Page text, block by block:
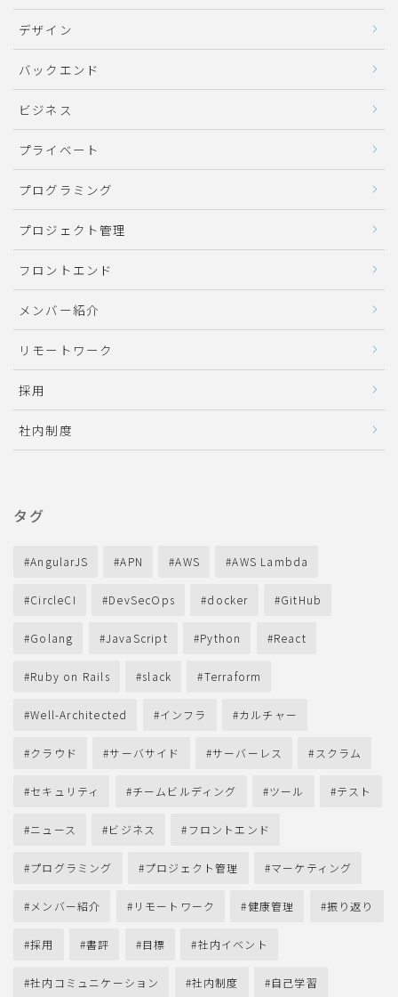
デザイン
バックエンド
ビジネス
プライベート
プログラミング
プロジェクト管理
フロントエンド
メンバー紹介
リモートワーク
採用
社内制度
タグ
AngularJS APN AWS AWS Lambda
CircleCI DevSecOps docker GitHub
Golang JavaScript Python React
Ruby on Rails slack Terraform
Well-Architected インフラ カルチャー
クラウド サーバサイド サーバーレス スクラム
セキュリティ チームビルディング ツール テスト
ニュース ビジネス フロントエンド
プログラミング プロジェクト管理 マーケティング
メンバー紹介 リモートワーク 健康管理 振り返り
採用 書評 目標 社内イベント
社内コミュニケーション 社内制度 自己学習